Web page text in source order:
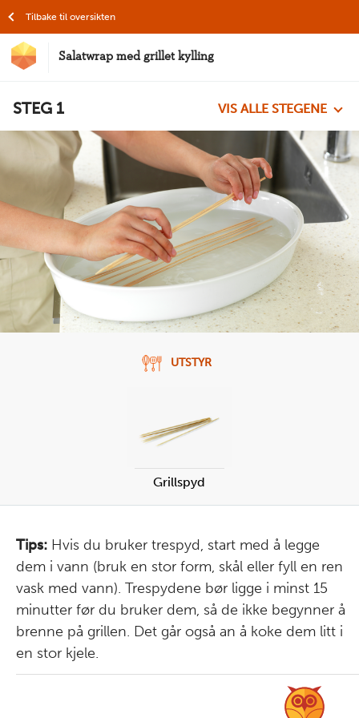
Hopp til hovedinnhold
Salatwrap med grillet kylling
Tilbake til oversikten
STEG 1 VIS ALLE STEGENE
UTSTYR
Grillspyd
Tips: Hvis du bruker trespyd, start med å legge
dem i vann (bruk en stor form, skål eller fyll en ren
vask med vann). Trespydene bør ligge i minst 15
minutter før du bruker dem, så de ikke begynner å
brenne på grillen. Det går også an å koke dem litt i
en stor kjele.